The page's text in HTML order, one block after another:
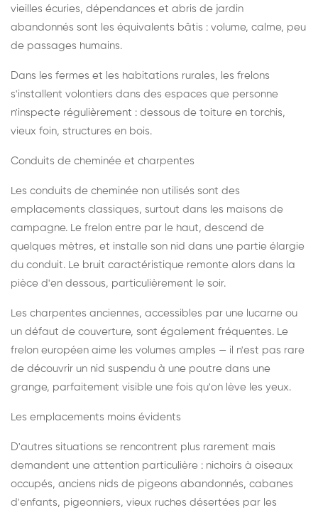
vieilles écuries, dépendances et abris de jardin
abandonnés sont les équivalents bâtis : volume, calme, peu
de passages humains.
Dans les fermes et les habitations rurales, les frelons
s'installent volontiers dans des espaces que personne
n'inspecte régulièrement : dessous de toiture en torchis,
vieux foin, structures en bois.
Conduits de cheminée et charpentes
Les conduits de cheminée non utilisés sont des
emplacements classiques, surtout dans les maisons de
campagne. Le frelon entre par le haut, descend de
quelques mètres, et installe son nid dans une partie élargie
du conduit. Le bruit caractéristique remonte alors dans la
pièce d'en dessous, particulièrement le soir.
Les charpentes anciennes, accessibles par une lucarne ou
un défaut de couverture, sont également fréquentes. Le
frelon européen aime les volumes amples — il n'est pas rare
de découvrir un nid suspendu à une poutre dans une
grange, parfaitement visible une fois qu'on lève les yeux.
Les emplacements moins évidents
D'autres situations se rencontrent plus rarement mais
demandent une attention particulière : nichoirs à oiseaux
occupés, anciens nids de pigeons abandonnés, cabanes
d'enfants, pigeonniers, vieux ruches désertées par les